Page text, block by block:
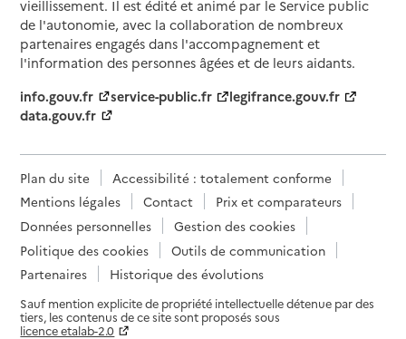
vieillissement. Il est édité et animé par le Service public
de l'autonomie, avec la collaboration de nombreux
partenaires engagés dans l'accompagnement et
l'information des personnes âgées et de leurs aidants.
info.gouv.fr
service-public.fr
legifrance.gouv.fr
data.gouv.fr
Plan du site
Accessibilité : totalement conforme
Mentions légales
Contact
Prix et comparateurs
Données personnelles
Gestion des cookies
Politique des cookies
Outils de communication
Partenaires
Historique des évolutions
Sauf mention explicite de propriété intellectuelle détenue par des
tiers, les contenus de ce site sont proposés sous
licence etalab-2.0